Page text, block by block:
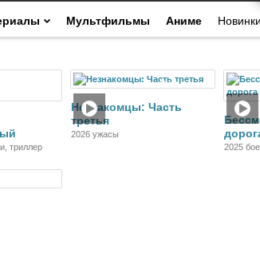
Мультфильмы Аниме Новинки
триллер
Фильм
Незнакомцы: Часть
третья
2026 ужасы
2025